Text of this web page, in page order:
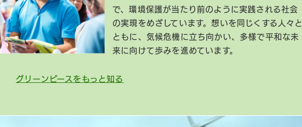
で、環境保護が当たり前のように実践される社会
の実現をめざしています。想いを同じくする人々と
ともに、気候危機に立ち向かい、多様で平和な未
来に向けて歩みを進めています。
グリーンピースをもっと知る